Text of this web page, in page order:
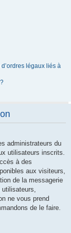
légaux liés à
administrateurs du
utilisateurs inscrits.
à des
aux visiteurs,
de la messagerie
utilisateurs,
ne vous prend
de le faire.